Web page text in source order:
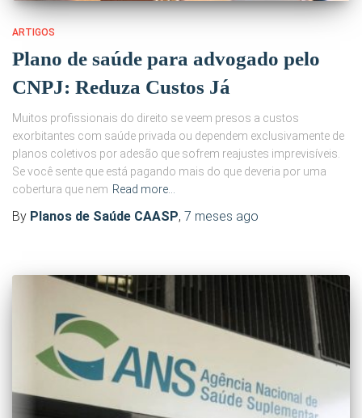
ARTIGOS
Plano de saúde para advogado pelo
CNPJ: Reduza Custos Já
Muitos profissionais do direito se veem presos a custos
exorbitantes com saúde privada ou dependem exclusivamente de
planos coletivos por adesão que sofrem reajustes imprevisíveis.
Se você sente que está pagando mais do que deveria por uma
cobertura que nem Read more…
By Planos de Saúde CAASP, 7 meses ago